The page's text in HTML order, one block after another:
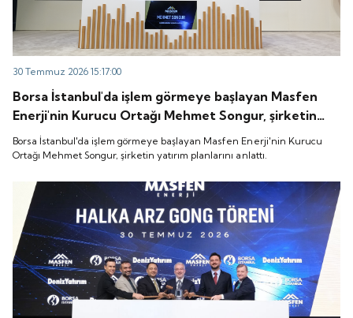
30 Temmuz 2026 15:17:00
Borsa İstanbul'da işlem görmeye başlayan Masfen
Enerji'nin Kurucu Ortağı Mehmet Songur, şirketin
yatırım planlarını anlattı.
Borsa İstanbul'da işlem görmeye başlayan Masfen Enerji'nin Kurucu
Ortağı Mehmet Songur, şirketin yatırım planlarını anlattı.